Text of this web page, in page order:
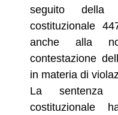
seguito della
costituzionale
anche alla
contestazione
in materia di
La sentenza
costituzionale